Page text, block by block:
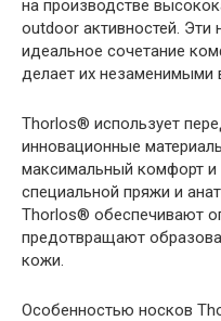
на производстве
outdoor активностей.
идеальное сочетание
делает их незаменимыми
Thorlos® использует
инновационные
максимальный комфорт и
специальной пряжи и
Thorlos® обеспечивают
предотвращают
кожи.
Особенностью носков